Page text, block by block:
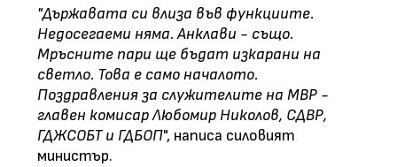
"Държавата си влиза във функциите.
Недосегаеми няма. Анклави - също.
Мръсните пари ще бъдат изкарани на
светло. Това е само началото.
Поздравления за служителите на МВР -
главен комисар Любомир Николов, СДВР,
ГДЖСОБТ и ГДБОП", написа силовият
министър.